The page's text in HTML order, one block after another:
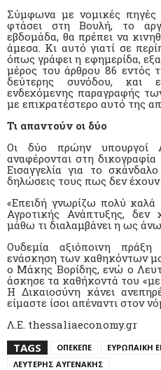
Σύμφωνα με νομικές πηγές
φτάσει στη Βουλή, το
εβδομάδα, θα πρέπει να
άμεσα. Κι αυτό γιατί σε
όπως γράφει η εφημερίδα,
μέρος του άρθρου 86 εντός
δεύτερης συνόδου, και
ενδεχόμενης παραγραφής
με επικρατέστερο αυτό της
Τι απαντούν οι δύο
Οι δύο πρώην υπουργοί
αναφέρονται στη
Εισαγγελία για το
δηλώσεις τους πως δεν
«Επειδή γνωρίζω πολύ
Αγροτικής Ανάπτυξης, δεν
μάθω τι διαλαμβάνει η ως άνω
Ουδεμία αξιόποινη
ενάσκηση των καθηκόντων
ο Μάκης Βορίδης, ενώ ο
άσκησε τα καθήκοντά του «με
Η Δικαιοσύνη κάνει
είμαστε ίσοι απέναντι στον
Λ.Ε. thessaliaeconomy.gr
TAGS
ΟΠΕΚΕΠΕ ΕΥΡΩΠΑΙΚΗ
ΛΕΥΤΕΡΗΣ ΑΥΓΕΝΑΚΗΣ